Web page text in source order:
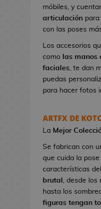
P
i
n
e
s
d
e
V
e
o
g
o
móbiles, y
articulación para
con las poses
Los accesorios
como las manos
faciales, te dan
puedas
para hacer fotos
ARTFX DE
La Mejor
Se fabrican con
que cuida la
características
brutal , desde los
hasta los
figuras tengan